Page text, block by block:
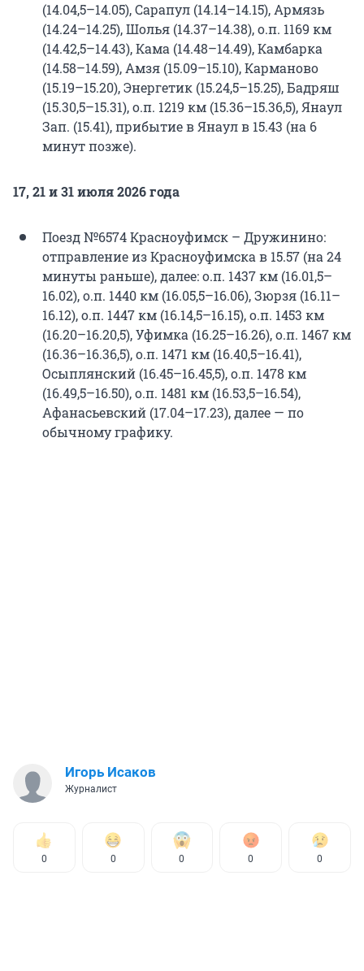
(14.04,5–14.05), Сарапул (14.14–14.15), Армязь
(14.24–14.25), Шолья (14.37–14.38), о.п. 1169 км
(14.42,5–14.43), Кама (14.48–14.49), Камбарка
(14.58–14.59), Амзя (15.09–15.10), Карманово
(15.19–15.20), Энергетик (15.24,5–15.25), Бадряш
(15.30,5–15.31), о.п. 1219 км (15.36–15.36,5), Янаул
Зап. (15.41), прибытие в Янаул в 15.43 (на 6
минут позже).
17, 21 и 31 июля 2026 года
Поезд №6574 Красноуфимск – Дружинино:
отправление из Красноуфимска в 15.57 (на 24
минуты раньше), далее: о.п. 1437 км (16.01,5–
16.02), о.п. 1440 км (16.05,5–16.06), Зюрзя (16.11–
16.12), о.п. 1447 км (16.14,5–16.15), о.п. 1453 км
(16.20–16.20,5), Уфимка (16.25–16.26), о.п. 1467 км
(16.36–16.36,5), о.п. 1471 км (16.40,5–16.41),
Осыплянский (16.45–16.45,5), о.п. 1478 км
(16.49,5–16.50), о.п. 1481 км (16.53,5–16.54),
Афанасьевский (17.04–17.23), далее — по
обычному графику.
Игорь Исаков
Журналист
0 0 0 0 0